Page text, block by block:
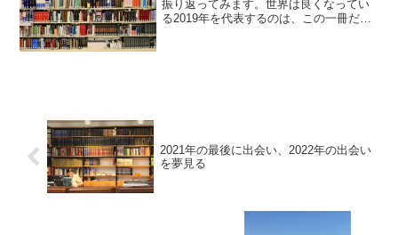
振り返ってみます。世界は良くなってい
る2019年を代表するのは、この一冊だと
2021年の最後に出会い、2022年の出会い
を夢見る